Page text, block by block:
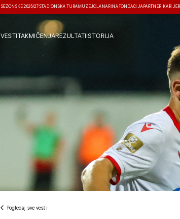
SEZONSKE 2026/27 STADIONSKA TURA MUZEJČLANARINA FONDACIJA PARTNERI
VESTITAKMIČENJAREZULTATIISTORIJA
Pogledaj sve vesti